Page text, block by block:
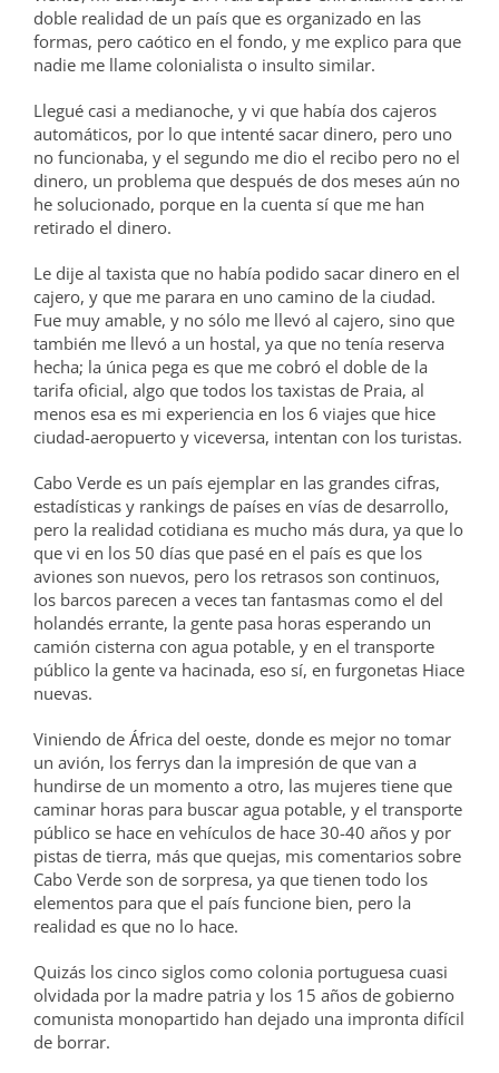
doble realidad de un país que es organizado en las
formas, pero caótico en el fondo, y me explico para que
nadie me llame colonialista o insulto similar.
Llegué casi a medianoche, y vi que había dos cajeros
automáticos, por lo que intenté sacar dinero, pero uno
no funcionaba, y el segundo me dio el recibo pero no el
dinero, un problema que después de dos meses aún no
he solucionado, porque en la cuenta sí que me han
retirado el dinero.
Le dije al taxista que no había podido sacar dinero en el
cajero, y que me parara en uno camino de la ciudad.
Fue muy amable, y no sólo me llevó al cajero, sino que
también me llevó a un hostal, ya que no tenía reserva
hecha; la única pega es que me cobró el doble de la
tarifa oficial, algo que todos los taxistas de Praia, al
menos esa es mi experiencia en los 6 viajes que hice
ciudad-aeropuerto y viceversa, intentan con los turistas.
Cabo Verde es un país ejemplar en las grandes cifras,
estadísticas y rankings de países en vías de desarrollo,
pero la realidad cotidiana es mucho más dura, ya que lo
que vi en los 50 días que pasé en el país es que los
aviones son nuevos, pero los retrasos son continuos,
los barcos parecen a veces tan fantasmas como el del
holandés errante, la gente pasa horas esperando un
camión cisterna con agua potable, y en el transporte
público la gente va hacinada, eso sí, en furgonetas Hiace
nuevas.
Viniendo de África del oeste, donde es mejor no tomar
un avión, los ferrys dan la impresión de que van a
hundirse de un momento a otro, las mujeres tiene que
caminar horas para buscar agua potable, y el transporte
público se hace en vehículos de hace 30-40 años y por
pistas de tierra, más que quejas, mis comentarios sobre
Cabo Verde son de sorpresa, ya que tienen todo los
elementos para que el país funcione bien, pero la
realidad es que no lo hace.
Quizás los cinco siglos como colonia portuguesa cuasi
olvidada por la madre patria y los 15 años de gobierno
comunista monopartido han dejado una impronta difícil
de borrar.